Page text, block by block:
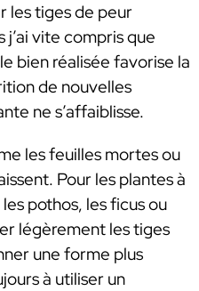
les tiges de peur
j’ai vite compris que
bien réalisée favorise la
de nouvelles
ne s’affaiblisse.
les feuilles mortes ou
Pour les plantes à
pothos, les ficus ou
légèrement les tiges
une forme plus
à utiliser un